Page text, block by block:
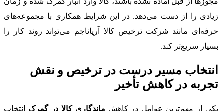
زیادی را از دست می‌دهد. در این شرایط همکاری با مجموعه‌های
حرفه‌ای مانند شرکت ترخیص کالا آریاناجم می‌تواند روند کار را
بسیار سریع‌تر کند.
انتخاب مسیر درست در ترخیص و نقش
تجربه در کاهش تأخیر
یکی از مهم‌ترین عوامل در کاهش ماندگاری کالا در گمرک انتخاب